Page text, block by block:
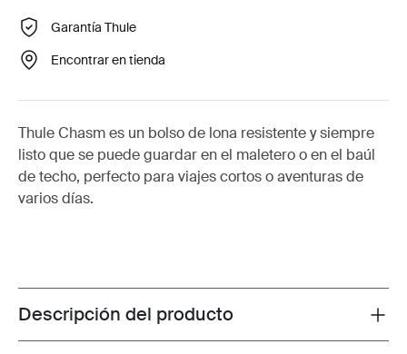
Garantía Thule
Encontrar en tienda
Thule Chasm es un bolso de lona resistente y siempre
listo que se puede guardar en el maletero o en el baúl
de techo, perfecto para viajes cortos o aventuras de
varios días.
Toggle overview
Descripción del producto